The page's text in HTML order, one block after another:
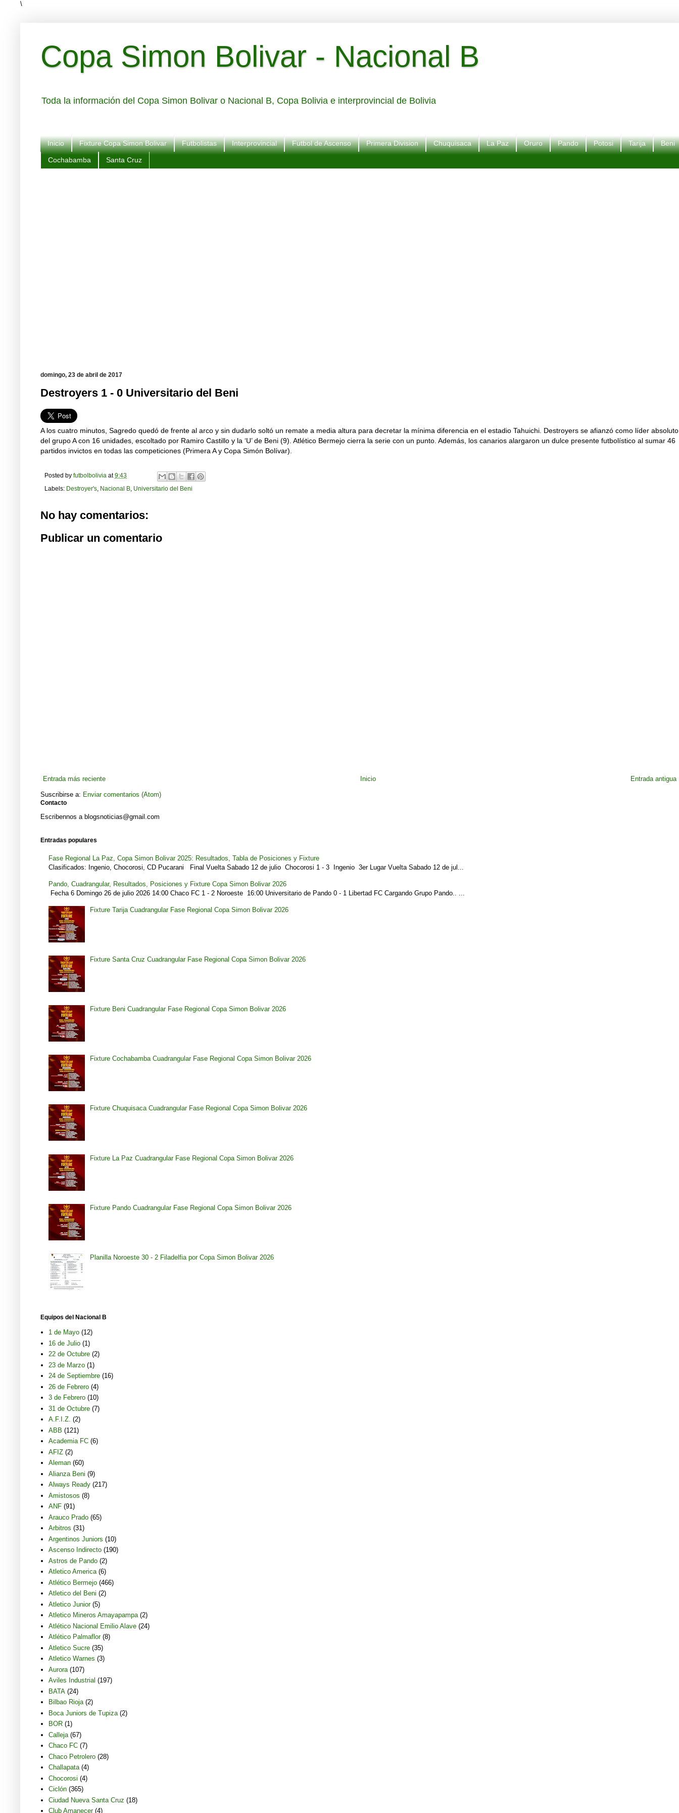
\
Copa Simon Bolivar - Nacional B
Toda la información del Copa Simon Bolivar o Nacional B, Copa Bolivia e interprovincial de Bolivia
Inicio Fixture Copa Simon Bolivar Futbolistas Interprovincial Futbol de Ascenso Primera Division Chuquisaca La Paz Oruro Pando Potosi Tarija Beni
Cochabamba Santa Cruz
domingo, 23 de abril de 2017
Destroyers 1 - 0 Universitario del Beni
A los cuatro minutos, Sagredo quedó de frente al arco y sin dudarlo soltó un remate a media altura para decretar la mínima diferencia en el estadio Tahuichi. Destroyers se afianzó como líder absoluto
del grupo A con 16 unidades, escoltado por Ramiro Castillo y la ‘U’ de Beni (9). Atlético Bermejo cierra la serie con un punto. Además, los canarios alargaron un dulce presente futbolístico al sumar 46
partidos invictos en todas las competiciones (Primera A y Copa Simón Bolívar).
Posted by futbolbolivia at9:43
Labels: Destroyer's Nacional B Universitario del Beni
No hay comentarios:
Publicar un comentario
Entrada más reciente Entrada antigua
Inicio
Suscribirse a: Enviar comentarios (Atom)
Contacto
Escribennos a blogsnoticias@gmail.com
Entradas populares
Fase Regional La Paz, Copa Simon Bolivar 2025: Resultados, Tabla de Posiciones y Fixture
Clasificados: Ingenio, Chocorosi, CD Pucarani Final Vuelta Sabado 12 de julio Chocorosi 1 - 3 Ingenio 3er Lugar Vuelta Sabado 12 de jul...
Pando, Cuadrangular, Resultados, Posiciones y Fixture Copa Simon Bolivar 2026
Fecha 6 Domingo 26 de julio 2026 14:00 Chaco FC 1 - 2 Noroeste 16:00 Universitario de Pando 0 - 1 Libertad FC Cargando Grupo Pando.. ...
Fixture Tarija Cuadrangular Fase Regional Copa Simon Bolivar 2026
Fixture Santa Cruz Cuadrangular Fase Regional Copa Simon Bolivar 2026
Fixture Beni Cuadrangular Fase Regional Copa Simon Bolivar 2026
Fixture Cochabamba Cuadrangular Fase Regional Copa Simon Bolivar 2026
Fixture Chuquisaca Cuadrangular Fase Regional Copa Simon Bolivar 2026
Fixture La Paz Cuadrangular Fase Regional Copa Simon Bolivar 2026
Fixture Pando Cuadrangular Fase Regional Copa Simon Bolivar 2026
Planilla Noroeste 30 - 2 Filadelfia por Copa Simon Bolivar 2026
Equipos del Nacional B
1 de Mayo (12)
16 de Julio (1)
22 de Octubre (2)
23 de Marzo (1)
24 de Septiembre (16)
26 de Febrero (4)
3 de Febrero (10)
31 de Octubre (7)
A.F.I.Z. (2)
ABB (121)
Academia FC (6)
AFIZ (2)
Aleman (60)
Alianza Beni (9)
Always Ready (217)
Amistosos (8)
ANF (91)
Arauco Prado (65)
Arbitros (31)
Argentinos Juniors (10)
Ascenso Indirecto (190)
Astros de Pando (2)
Atletico America (6)
Atlético Bermejo (466)
Atletico del Beni (2)
Atletico Junior (5)
Atletico Mineros Amayapampa (2)
Atlético Nacional Emilio Alave (24)
Atlético Palmaflor (8)
Atletico Sucre (35)
Atletico Warnes (3)
Aurora (107)
Aviles Industrial (197)
BATA (24)
Bilbao Rioja (2)
Boca Juniors de Tupiza (2)
BOR (1)
Calleja (67)
Chaco FC (7)
Chaco Petrolero (28)
Challapata (4)
Chocorosi (4)
Ciclón (365)
Ciudad Nueva Santa Cruz (18)
Club Amanecer (4)